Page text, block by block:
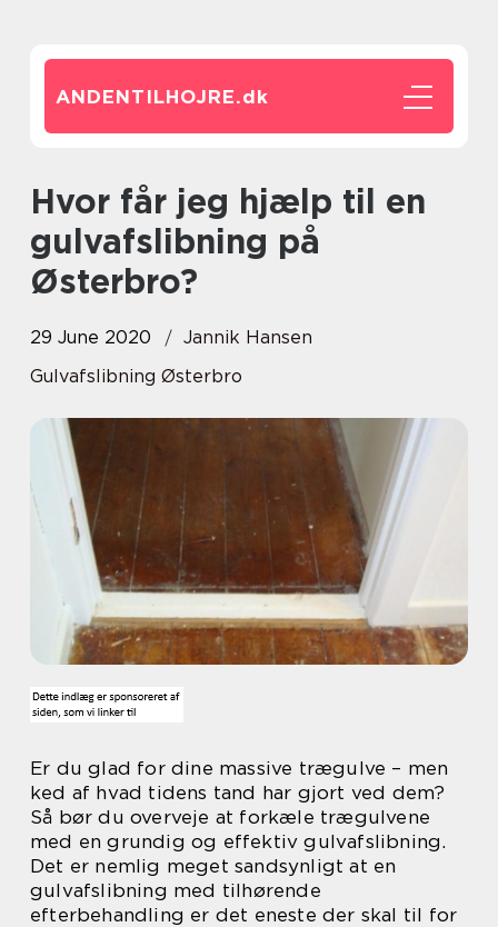
ANDENTILHOJRE.dk
Hvor får jeg hjælp til en
gulvafslibning på
Østerbro?
29 June 2020
Jannik Hansen
Gulvafslibning Østerbro
Er du glad for dine massive trægulve – men
ked af hvad tidens tand har gjort ved dem?
Så bør du overveje at forkæle trægulvene
med en grundig og effektiv gulvafslibning.
Det er nemlig meget sandsynligt at en
gulvafslibning med tilhørende
efterbehandling er det eneste der skal til for